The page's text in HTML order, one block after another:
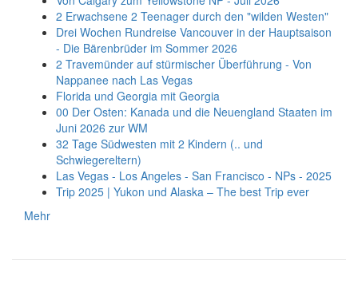
2 Erwachsene 2 Teenager durch den "wilden Westen"
Drei Wochen Rundreise Vancouver in der Hauptsaison
- Die Bärenbrüder im Sommer 2026
2 Travemünder auf stürmischer Überführung - Von
Nappanee nach Las Vegas
Florida und Georgia mit Georgia
00 Der Osten: Kanada und die Neuengland Staaten im
Juni 2026 zur WM
32 Tage Südwesten mit 2 Kindern (.. und
Schwiegereltern)
Las Vegas - Los Angeles - San Francisco - NPs - 2025
Trip 2025 | Yukon und Alaska – The best Trip ever
Mehr